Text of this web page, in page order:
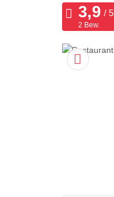
2 Bew.